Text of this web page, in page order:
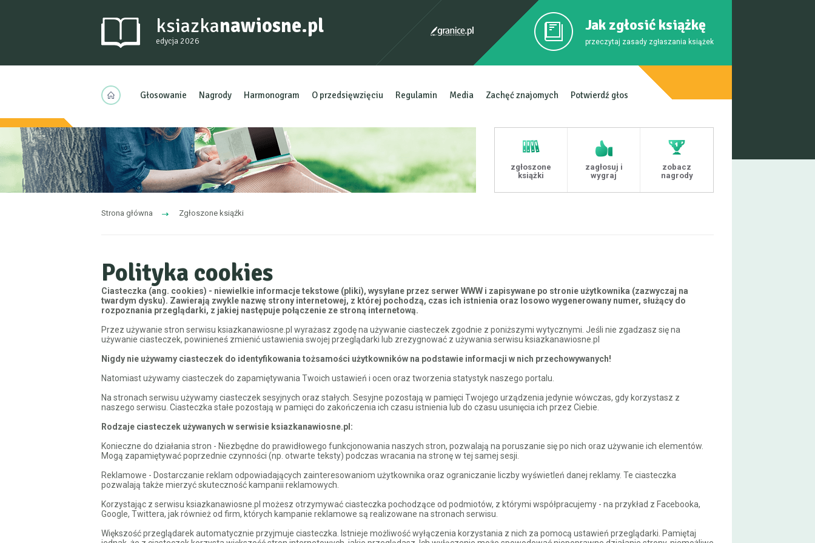
ksiazkanawiosne.pl
edycja 2026
Jak zgłosić książkę
przeczytaj zasady zgłaszania książek
Głosowanie Nagrody Harmonogram O przedsięwzięciu Regulamin Media Zachęć znajomych Potwierdź głos
zgłoszone
książki
zagłosuj i
wygraj
zobacz
nagrody
Strona główna Zgłoszone ksiąźki
Polityka cookies
Ciasteczka (ang. cookies) - niewielkie informacje tekstowe (pliki), wysyłane przez serwer WWW i zapisywane po stronie użytkownika (zazwyczaj na
twardym dysku). Zawierają zwykle nazwę strony internetowej, z której pochodzą, czas ich istnienia oraz losowo wygenerowany numer, służący do
rozpoznania przeglądarki, z jakiej następuje połączenie ze stroną internetową.
Przez używanie stron serwisu ksiazkanawiosne.pl wyrażasz zgodę na używanie ciasteczek zgodnie z poniższymi wytycznymi. Jeśli nie zgadzasz się na
używanie ciasteczek, powinieneś zmienić ustawienia swojej przeglądarki lub zrezygnować z używania serwisu ksiazkanawiosne.pl
Nigdy nie używamy ciasteczek do identyfikowania tożsamości użytkowników na podstawie informacji w nich przechowywanych!
Natomiast używamy ciasteczek do zapamiętywania Twoich ustawień i ocen oraz tworzenia statystyk naszego portalu.
Na stronach serwisu używamy ciasteczek sesyjnych oraz stałych. Sesyjne pozostają w pamięci Twojego urządzenia jedynie wówczas, gdy korzystasz z
naszego serwisu. Ciasteczka stałe pozostają w pamięci do zakończenia ich czasu istnienia lub do czasu usunięcia ich przez Ciebie.
Rodzaje ciasteczek używanych w serwisie ksiazkanawiosne.pl:
Konieczne do działania stron - Niezbędne do prawidłowego funkcjonowania naszych stron, pozwalają na poruszanie się po nich oraz używanie ich elementów.
Mogą zapamiętywać poprzednie czynności (np. otwarte teksty) podczas wracania na stronę w tej samej sesji.
Reklamowe - Dostarczanie reklam odpowiadających zainteresowaniom użytkownika oraz ograniczanie liczby wyświetleń danej reklamy. Te ciasteczka
pozwalają także mierzyć skuteczność kampanii reklamowych.
Korzystając z serwisu ksiazkanawiosne.pl możesz otrzymywać ciasteczka pochodzące od podmiotów, z którymi współpracujemy - na przykład z Facebooka,
Google, Twittera, jak również od firm, których kampanie reklamowe są realizowane na stronach serwisu.
Większość przeglądarek automatycznie przyjmuje ciasteczka. Istnieje możliwość wyłączenia korzystania z nich za pomocą ustawień przeglądarki. Pamiętaj